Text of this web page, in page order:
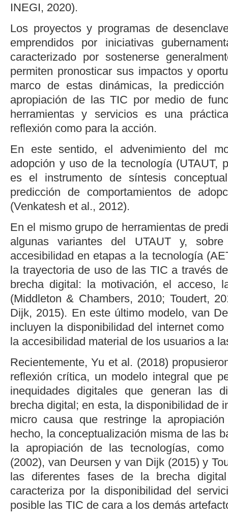
INEGI, 2020).
Los proyectos y programas de
emprendidos por iniciativas
caracterizado por sostenerse
permiten pronosticar sus impactos y
marco de estas dinámicas, la
apropiación de las TIC por medio de
herramientas y servicios es una
reflexión como para la acción.
En este sentido, el advenimiento del
adopción y uso de la tecnología (UTAUT,
es el instrumento de síntesis
predicción de comportamientos de
(Venkatesh et al., 2012).
En el mismo grupo de herramientas de
algunas variantes del UTAUT y,
accesibilidad en etapas a la tecnología
la trayectoria de uso de las TIC a través
brecha digital: la motivación, el acceso,
(Middleton & Chambers, 2010; Toudert,
Dijk, 2015). En este último modelo, van
incluyen la disponibilidad del internet
la accesibilidad material de los usuarios a
Recientemente,Yu et al. (2018)
reflexión crítica, un modelo integral que
inequidades digitales que generan las
brecha digital; en esta, la disponibilidad de
micro causa que restringe la
hecho, la conceptualización misma de las
la apropiación de las tecnologías,
(2002), van Deursen y van Dijk (2015) y
las diferentes fases de la brecha
caracteriza por la disponibilidad del
posible las TIC de cara a los demás